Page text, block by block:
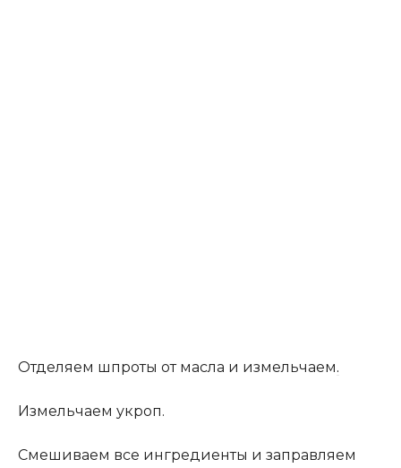
Отделяем шпроты от масла и измельчаем.
Измельчаем укроп.
Смешиваем все ингредиенты и заправляем